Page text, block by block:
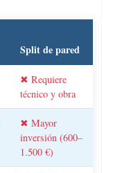
Split de pared
✖ Requiere
técnico y obra
✖ Mayor
inversión (600–
1.500 €)